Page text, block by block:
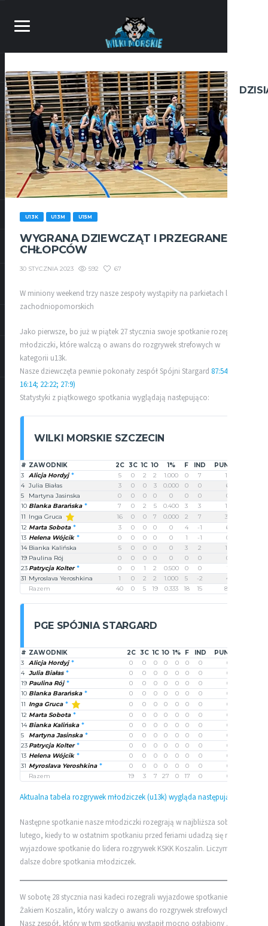
U13K U13M U15M
WYGRANA DZIEWCZĄT I PRZEGRANE
CHŁOPCÓW
30 STYCZNIA 2023 592 67
W miniony weekend trzy nasze zespoły wystąpiły na parkietach lig
zachodniopomorskich
Jako pierwsze, bo już w piątek 27 stycznia swoje spotkanie rozegrały
młodziczki, które walczą o awans do rozgrywek strefowych w
kategorii u13k.
Nasze dziewczęta pewnie pokonały zespół Spójni Stargard 87:54 (22:9;
16:14; 22:22; 27:9)
Statystyki z piątkowego spotkania wyglądają następująco:
WILKI MORSKIE SZCZECIN
# ZAWODNIK 2C 3C 1C 1O 1% F IND
PUNKTY
3
Alicja Hordyj 5 0 2 2 1.000 0 7
12
4 Julia Białas 3 0 0 3 0.000 0 0
6
5
Martyna Jasinska 0 0 0 0 0 0 0
0
10 Blanka Barańska 7 0 2 5 0.400 3 3
16
11 Inga Gruca 16 0 0 7 0.000 2 7
32
12 Marta Sobota 3 0 0 0 0 4 -1
6
13 Helena Wójcik 0 0 0 0 0 1 -1
0
14 Bianka Kalińska 5 0 0 0 0 3 2
10
19 Paulina Rój 0 0 0 0 0 0 0
0
23 Patrycja Kolter 0 0 1 2 0.500 0 0
1
31 Myroslava Yeroshkina 1 0 2 2 1.000 5 -2
4
Razem
40 0 5 19 0.333 18 15 87
PGE SPÓJNIA STARGARD
# ZAWODNIK 2C 3C 1C 1O 1% F IND
PUNKTY
3
Alicja Hordyj 0 0 0 0 0 0 0
0
4 Julia Białas 0 0 0 0 0 0 0
0
19 Paulina Rój 0 0 0 0 0 0 0
0
10 Blanka Barańska 0 0 0 0 0 0 0
0
11 Inga Gruca 0 0 0 0 0 0 0
0
12 Marta Sobota 0 0 0 0 0 0 0
0
14 Bianka Kalińska 0 0 0 0 0 0 0
0
5
Martyna Jasinska 0 0 0 0 0 0 0
0
23 Patrycja Kolter 0 0 0 0 0 0 0
0
13 Helena Wójcik 0 0 0 0 0 0 0
0
31 Myroslava Yeroshkina 0 0 0 0 0 0 0
0
Razem
19 3 7 27 0 17 0 0
Aktualna tabela rozgrywek młodziczek (u13k) wygląda następująco
Następne spotkanie nasze młodziczki rozegrają w najbliższa sobotę 4
lutego, kiedy to w ostatnim spotkaniu przed feriami udadzą się na
wyjazdowe spotkanie do lidera rozgrywek KSKK Koszalin. Liczymy na
dalsze dobre spotkania młodziczek.
W sobotę 28 stycznia nasi kadeci rozegrali wyjazdowe spotkanie z
Żakiem Koszalin, który walczy o awans do rozgrywek strefowych.
Nasz zespół, który w tym spotkaniu wystąpił mocno osłabiony , nie